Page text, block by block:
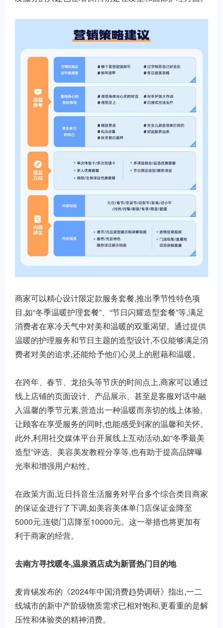
商家可以精心设计限定款服务套餐,推出季节性特色项
目,如“冬季温暖护理套餐”、“节日闪耀造型套餐”等,满足
消费者在寒冷天气中对美和温暖的双重渴望。通过提供
温暖的护理服务和节日主题的造型设计,不仅能够满足消
费者对美的追求,还能给予他们心灵上的慰藉和温暖。
在跨年、春节、龙抬头等节庆的时间点上,商家可以通过
线上店铺的页面设计、产品展示、甚至是客服对话中融
入温馨的季节元素,营造出一种温暖而亲切的线上体验,
让顾客在享受服务的同时,也能感受到家的温馨和关怀。
此外,利用社交媒体平台开展线上互动活动,如“冬季最美
造型”评选、美容美发教程分享等,也有助于提高品牌曝
光率和增强用户粘性。
在政策方面,近日抖音生活服务对平台多个综合类目商家
的保证金进行了下调,如美容美体单门店保证金降至
5000元,连锁门店降至10000元。这一举措也将更加有
利于商家的经营。
去南方寻找暖冬,温泉酒店成为新晋热门目的地
麦肯锡发布的《2024年中国消费趋势调研》指出,一二
线城市的新中产阶级物质需求已相对饱和,更看重的是解
压性和体验类的精神消费。